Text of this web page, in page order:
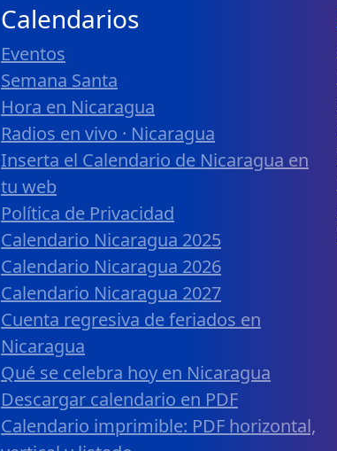
Calendarios
Eventos
Semana Santa
Hora en Nicaragua
Radios en vivo · Nicaragua
Inserta el Calendario de Nicaragua en
tu web
Política de Privacidad
Calendario Nicaragua 2025
Calendario Nicaragua 2026
Calendario Nicaragua 2027
Cuenta regresiva de feriados en
Nicaragua
Qué se celebra hoy en Nicaragua
Descargar calendario en PDF
Calendario imprimible: PDF horizontal,